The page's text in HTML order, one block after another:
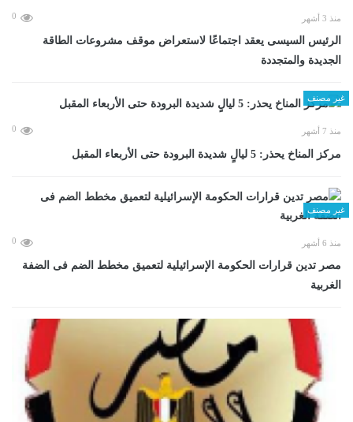
منذ 3 أشهر 0
الرئيس السيسى يعقد اجتماعًا لاستعراض موقف مشروعات الطاقة
الجديدة والمتجددة
غير مصنف
منذ 7 أشهر 0
مركز المناخ يحذر: 5 ليالٍ شديدة البرودة حتى الأربعاء المقبل
غير مصنف
منذ 6 أشهر 0
مصر تدين قرارات الحكومة الإسرائيلية لتعميق مخطط الضم فى الضفة
الغربية